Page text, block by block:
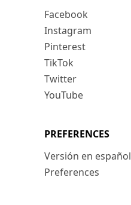
Facebook
Instagram
Pinterest
TikTok
Twitter
YouTube
PREFERENCES
Versión en español
Preferences